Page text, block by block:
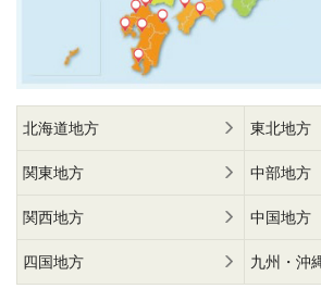
北海道地方 東北地方
関東地方 中部地方
関西地方 中国地方
四国地方 九州・沖